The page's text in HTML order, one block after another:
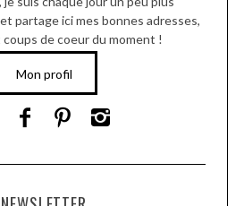
partage ici mes bonnes adresses,
de coeur du moment !
Mon profil